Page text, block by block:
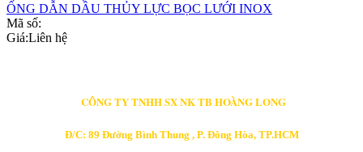
ỐNG DẪN DẦU THỦY LỰC BỌC LƯỚI INOX
Mã số:
Giá:Liên hệ
CÔNG TY TNHH SX NK TB HOÀNG LONG
Đ/C: 89 Đường Bình Thung , P. Đông Hòa, TP.HCM